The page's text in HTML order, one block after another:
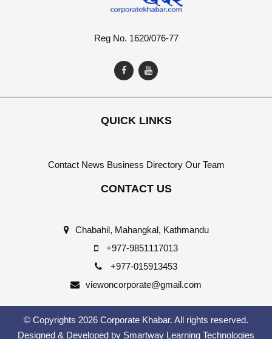
Reg No. 1620/076-77
QUICK LINKS
Contact News Business Directory Our Team
CONTACT US
Chabahil, Mahangkal, Kathmandu
+977-9851117013
+977-015913453
viewoncorporate@gmail.com
© Copyrights 2026 Corporate Khabar. All rights reserved.
Designed & Developed by Smartway Learning Technologies